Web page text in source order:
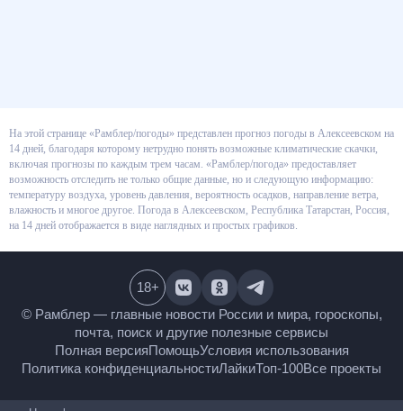
Алексеевском на 14 дней, благодаря которому нетрудно понять
возможные климатические скачки, включая прогнозы по каждым трем
часам. «Рамблер/погода» предоставляет возможность отследить не
только общие данные, но и следующую информацию: температуру
воздуха, уровень давления, вероятность осадков, направление ветра,
влажность и многое другое. Погода в Алексеевском, Республика
Татарстан, Россия, на 14 дней отображается в виде наглядных и простых
графиков.
© Рамблер — главные новости России и мира,
гороскопы, почта, поиск и другие полезные сервисы
Полная версияПомощьУсловия использования
Политика конфиденциальностиЛайкиТоп-100
18+